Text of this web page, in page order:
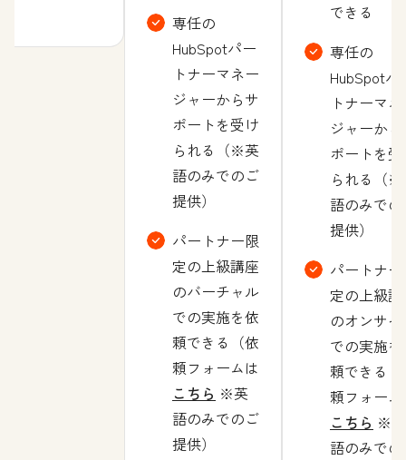
専任の
HubSpotパー
トナーマネー
ジャーからサ
ポートを受け
られる（※英
語のみでのご
提供）
パートナー限
定の上級講座
のバーチャル
での実施を依
頼できる（依
頼フォームは
こちら ※英
語のみでのご
提供）
できる
専任の
HubSpotパ
トナーマ
ジャーか
ポートを
られる（※
語のみで
提供）
パートナ
定の上級
のオンサ
での実施
頼できる
頼フォー
こちら ※英
語のみで